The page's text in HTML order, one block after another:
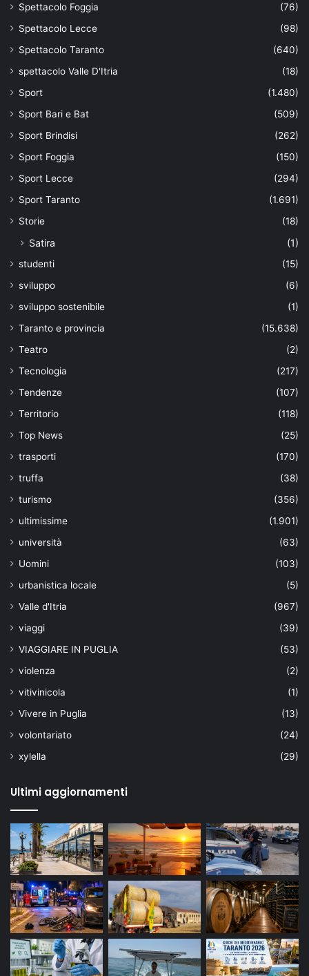
Spettacolo Foggia
(76)
Spettacolo Lecce
(98)
Spettacolo Taranto
(640)
spettacolo Valle D'Itria
(18)
Sport
(1.480)
Sport Bari e Bat
(509)
Sport Brindisi
(262)
Sport Foggia
(150)
Sport Lecce
(294)
Sport Taranto
(1.691)
Storie
(18)
Satira (1)
studenti
(15)
sviluppo
(6)
sviluppo sostenibile
(1)
Taranto e provincia
(15.638)
Teatro
(2)
Tecnologia
(217)
Tendenze
(107)
Territorio
(118)
Top News
(25)
trasporti
(170)
truffa
(38)
turismo
(356)
ultimissime
(1.901)
università
(63)
Uomini
(103)
urbanistica locale
(5)
Valle d'Itria
(967)
viaggi
(39)
VIAGGIARE IN PUGLIA
(53)
violenza
(2)
vitivinicola
(1)
Vivere in Puglia
(13)
volontariato
(24)
xylella
(29)
Ultimi aggiornamenti